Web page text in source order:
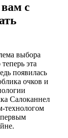
с
выбора
эта
появилась
очков и
Салоканнел
технологом
первым